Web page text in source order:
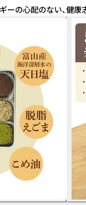
配のない